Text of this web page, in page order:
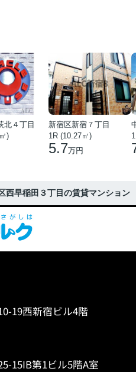
北４丁目
)
新宿区新宿７丁目
1R (10.27㎡)
5.7万円
西早稲田３丁目の賃貸マンション
19西新宿ビル4階
15IB第1ビル5階A室